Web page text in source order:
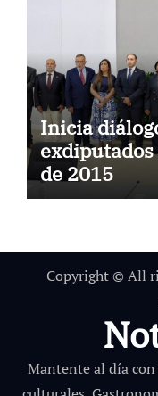
Inicia
exdiputados
de 2015
Copyright © All
Mantente al día